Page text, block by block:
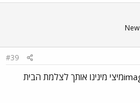
#39
../images/Emo47.gifמיצי מינינו אותך לצלמת הבית